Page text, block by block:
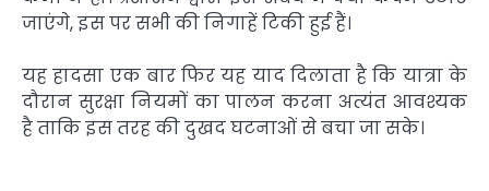
जाएंगे, इस पर सभी की निगाहें टिकी हुई हैं।
यह हादसा एक बार फिर यह याद दिलाता है कि यात्रा के
दौरान सुरक्षा नियमों का पालन करना अत्यंत आवश्यक
है ताकि इस तरह की दुखद घटनाओं से बचा जा सके।